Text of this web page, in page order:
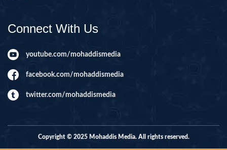
Connect With Us
youtube.com/mohaddismedia
facebook.com/mohaddismedia
twitter.com/mohaddismedia
Copyright © 2025 Mohaddis Media. All rights reserved.